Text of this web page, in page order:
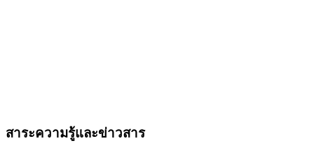
สาระความรู้และข่าวสาร